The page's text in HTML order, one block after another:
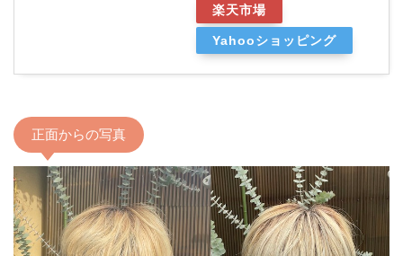
楽天市場
Yahooショッピング
正面からの写真